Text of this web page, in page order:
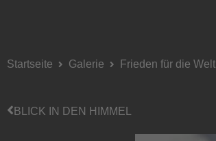
Startseite Galerie Frieden für die Welt
BLICK IN DEN HIMMEL